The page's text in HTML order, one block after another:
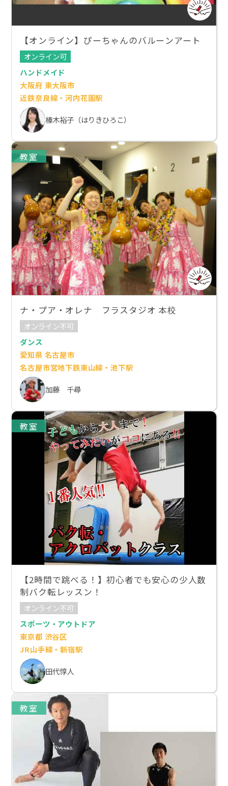
【オンライン】ぴーちゃんのバルーンアート
オンライン可
ハンドメイド
大阪府 東大阪市
近鉄奈良線・河内花園駅
榛木裕子（はりきひろこ）
教室
ナ・プア・オレナ フラスタジオ 本校
オンライン不可
ダンス
愛知県 名古屋市
名古屋市営地下鉄東山線・池下駅
加藤 千尋
教室
【2時間で跳べる！】初心者でも安心の少人数
制バク転レッスン！
オンライン不可
スポーツ・アウトドア
東京都 渋谷区
JR山手線・新宿駅
田代惇人
教室